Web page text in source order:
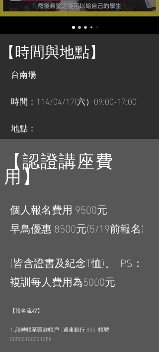
【時間與地點】
台南場
時間：114/04/17(六）09:00-17:00
地點：
【認證講座費
用】
個人報名費用 9500元
早鳥優惠 8500元(5/19前報名)
(皆含證書及紀念T恤)。 PS：
複訓每人費用為5000元
【報名流程】
1. 請轉帳至匯款帳戶 : 遠東銀行 805 帳號
00500100021358